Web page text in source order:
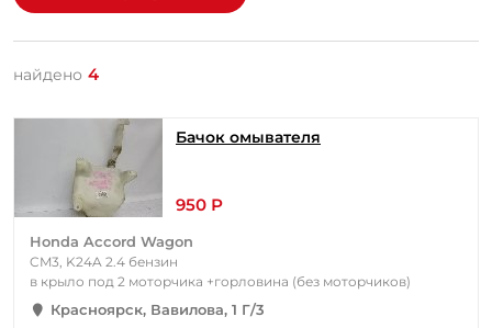
найдено 4
Бачок омывателя
950 Р
Honda Accord Wagon
CM3, K24A 2.4 бензин
в крыло под 2 моторчика +горловина (без моторчиков)
Красноярск, Вавилова, 1 Г/3